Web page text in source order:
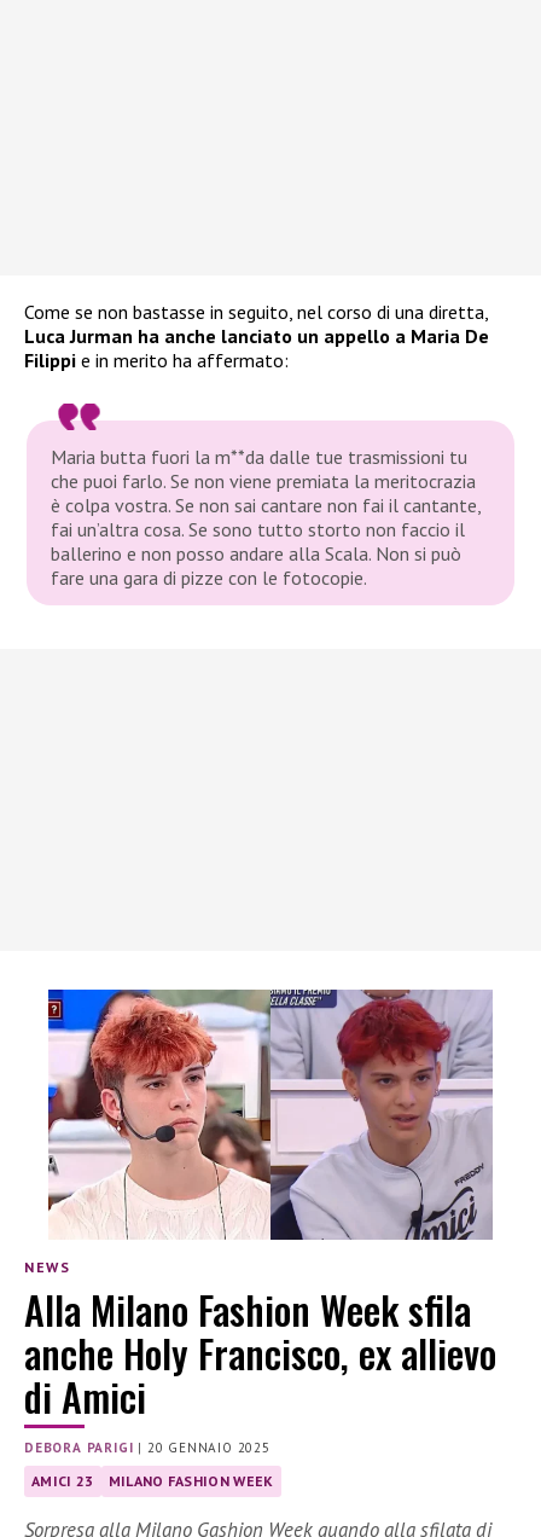
Come se non bastasse in seguito, nel corso di una diretta,
Luca Jurman ha anche lanciato un appello a Maria De
Filippi e in merito ha affermato:
Maria butta fuori la m**da dalle tue trasmissioni tu
che puoi farlo. Se non viene premiata la meritocrazia
è colpa vostra. Se non sai cantare non fai il cantante,
fai un’altra cosa. Se sono tutto storto non faccio il
ballerino e non posso andare alla Scala. Non si può
fare una gara di pizze con le fotocopie.
NEWS
Alla Milano Fashion Week sfila
anche Holy Francisco, ex allievo
di Amici
DEBORA PARIGI | 20 GENNAIO 2025
AMICI 23 MILANO FASHION WEEK
Sorpresa alla Milano Gashion Week quando alla sfilata di